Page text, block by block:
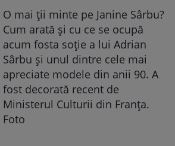
O mai ții minte pe Janine Sârbu?
Cum arată și cu ce se ocupă
acum fosta soție a lui Adrian
Sârbu și unul dintre cele mai
apreciate modele din anii 90. A
fost decorată recent de
Ministerul Culturii din Franța.
Foto